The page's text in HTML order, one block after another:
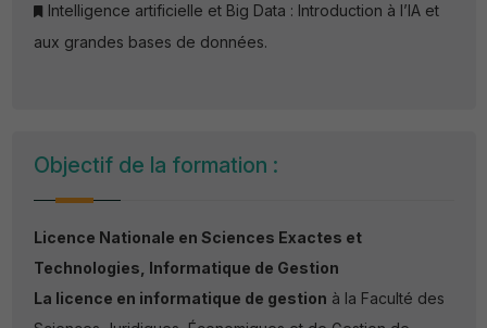
Intelligence artificielle et Big Data : Introduction à l’IA et
aux grandes bases de données.
Objectif de la formation :
Licence Nationale en Sciences Exactes et
Technologies, Informatique de Gestion
La licence en informatique de gestion à la Faculté des